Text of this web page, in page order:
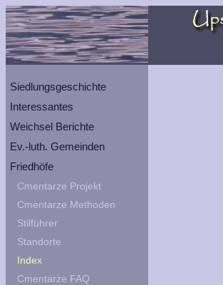
Siedlungsgeschichte
Interessantes
Weichsel Berichte
Ev.-luth. Gemeinden
Friedhöfe
Cmentarze Projekt
Cmentarze Methoden
Stilführer
Standorte
Index
Cmentarze FAQ